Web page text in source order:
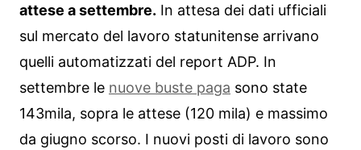
attese a settembre. In attesa dei dati ufficiali
sul mercato del lavoro statunitense arrivano
quelli automatizzati del report ADP. In
settembre le nuove buste paga sono state
143mila, sopra le attese (120 mila) e massimo
da giugno scorso. I nuovi posti di lavoro sono